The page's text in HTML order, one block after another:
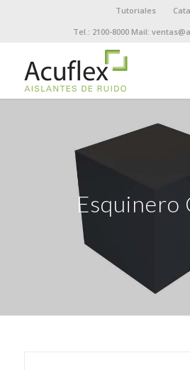
Tutoriales
Tel.: 2100-8000 Mail:
Esquinero